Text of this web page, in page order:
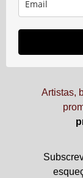
Artistas,